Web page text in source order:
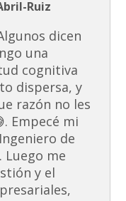
Ruiz
dicen
una
cognitiva
dispersa, y
razón no les
Empecé mi
de
Luego me
y el